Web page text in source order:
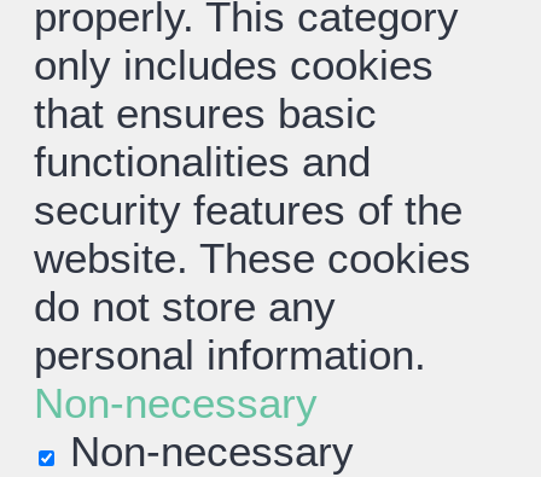
properly. This category
only includes cookies
that ensures basic
functionalities and
security features of the
website. These cookies
do not store any
personal information.
Non-necessary
Non-necessary